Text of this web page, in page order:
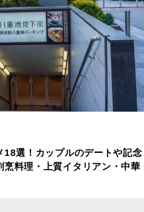
18選！カップルのデートや記
料理・上質イタリアン・中華